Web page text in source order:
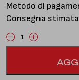
Metodo di
Consegna
Downpipe
catalizzatore
quantità